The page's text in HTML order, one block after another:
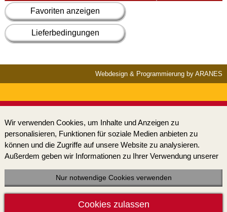
Favoriten anzeigen
Lieferbedingungen
Webdesign & Programmierung by ARANES
Wir verwenden Cookies, um Inhalte und Anzeigen zu
personalisieren, Funktionen für soziale Medien anbieten zu
können und die Zugriffe auf unsere Website zu analysieren.
Außerdem geben wir Informationen zu Ihrer Verwendung unserer
Analysen weiter. Unsere Partner führen diese Informationen
möglicherweise mit weiteren Daten zusammen, die Sie ihnen
bereitgestellt haben oder die sie im Rahmen Ihrer Nutzung der
Nur notwendige Cookies verwenden
Cookies zulassen